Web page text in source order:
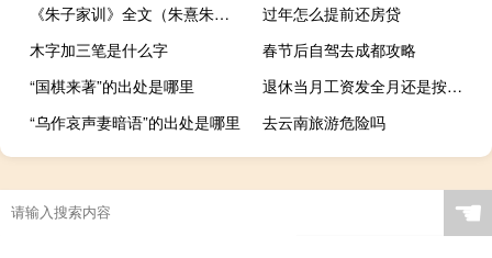
《朱子家训》全文（朱熹朱子家训全文）
过年怎么提前还房贷
木字加三笔是什么字
春节后自驾去成都攻略
“国棋来著”的出处是哪里
退休当月工资发全月还是按天算（退休当月工资发放规定）
“乌作哀声妻暗语”的出处是哪里
去云南旅游危险吗
☚